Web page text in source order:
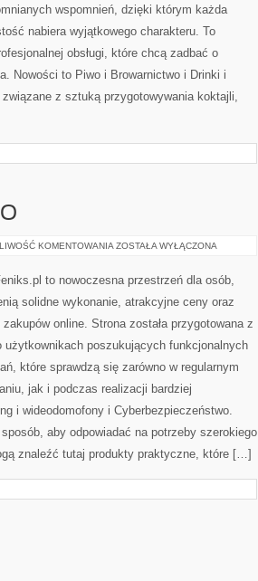
wspomnień, dzięki którym każda
nabiera wyjątkowego charakteru. To
obsługi, które chcą zadbać o
Nowości to Piwo i Browarnictwo i Drinki i
z sztuką przygotowywania koktajli,
KOMENTOWANIA CYBERBEZPIECZEŃSTWO
ZOSTAŁA WYŁĄCZONA
to nowoczesna przestrzeń dla osób,
solidne wykonanie, atrakcyjne ceny oraz
zakupów online. Strona została przygotowana z
użytkownikach poszukujących funkcjonalnych
które sprawdzą się zarówno w regularnym
jak i podczas realizacji bardziej
i wideodomofony i Cyberbezpieczeństwo.
aby odpowiadać na potrzeby szerokiego
znaleźć tutaj produkty praktyczne, które […]